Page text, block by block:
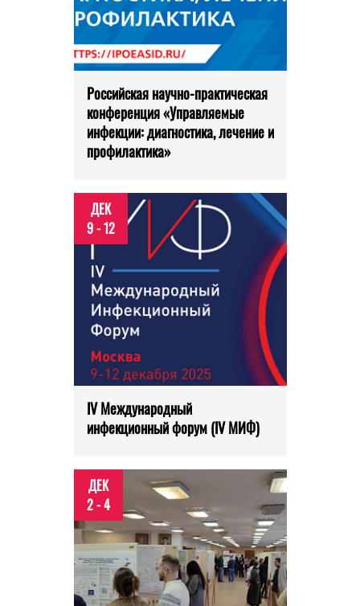
Российская научно-практическая
конференция «Управляемые
инфекции: диагностика, лечение и
профилактика»
ДЕК
9 - 12
IV Международный
инфекционный форум (IV МИФ)
ДЕК
2 - 4